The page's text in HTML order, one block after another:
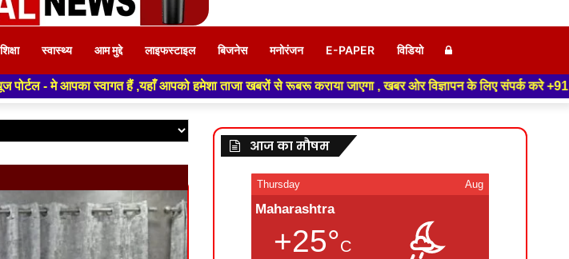
शिक्षा स्वास्थ्य आम मुद्दे लाइफस्टाइल बिजनेस मनोरंजन E-PAPER विडियो Log
In
हैं ,यहाँ आपको हमेशा ताजा खबरों से रूबरू कराया जाएगा , खबर ओर विज्ञापन के लिए संपर्क करे +91 9934046191
आज का मौषम
Thursday Aug
Maharashtra
+25°C